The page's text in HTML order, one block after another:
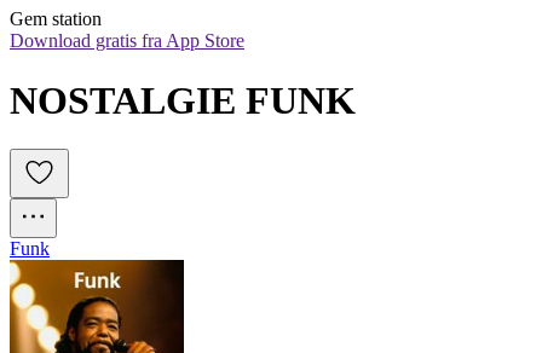
Gem station
Download gratis fra App Store
NOSTALGIE FUNK
Funk